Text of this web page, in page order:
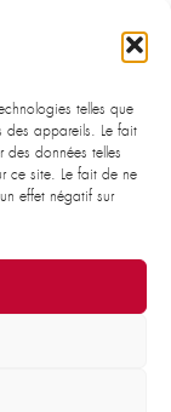
telles que
des appareils. Le fait
données telles
ce site. Le fait de ne
effet négatif sur